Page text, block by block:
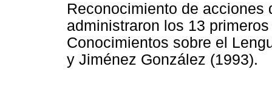
Reconocimiento de acciones
administraron los 13
Conocimientos sobre el
y Jiménez González (1993).